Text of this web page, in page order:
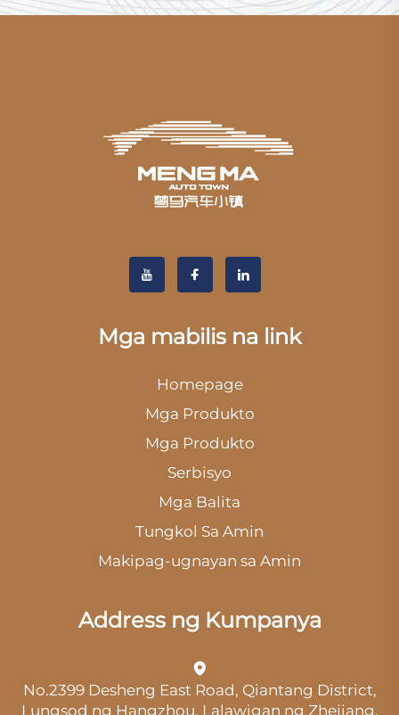
Mga mabilis na link
Homepage
Mga Produkto
Mga Produkto
Serbisyo
Mga Balita
Tungkol Sa Amin
Makipag-ugnayan sa Amin
Address ng Kumpanya
No.2399 Desheng East Road, Qiantang District,
Lungsod ng Hangzhou, Lalawigan ng Zhejiang,